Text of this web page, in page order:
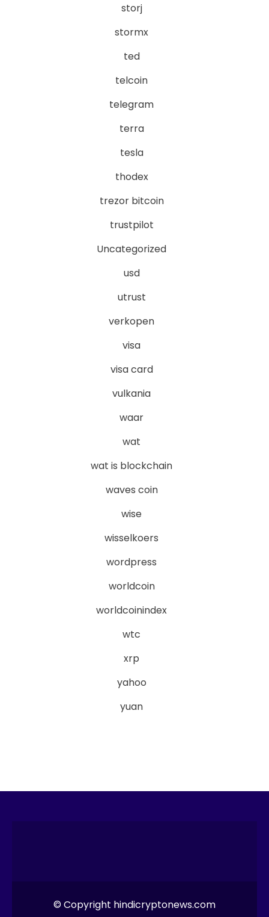
storj
stormx
ted
telcoin
telegram
terra
tesla
thodex
trezor bitcoin
trustpilot
Uncategorized
usd
utrust
verkopen
visa
visa card
vulkania
waar
wat
wat is blockchain
waves coin
wise
wisselkoers
wordpress
worldcoin
worldcoinindex
wtc
xrp
yahoo
yuan
© Copyright hindicryptonews.com